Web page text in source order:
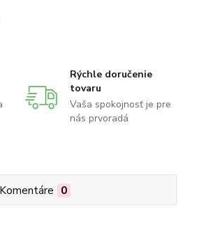
Rýchle doručenie
tovaru
Vaša spokojnosť je pre
nás prvoradá
Komentáre 0